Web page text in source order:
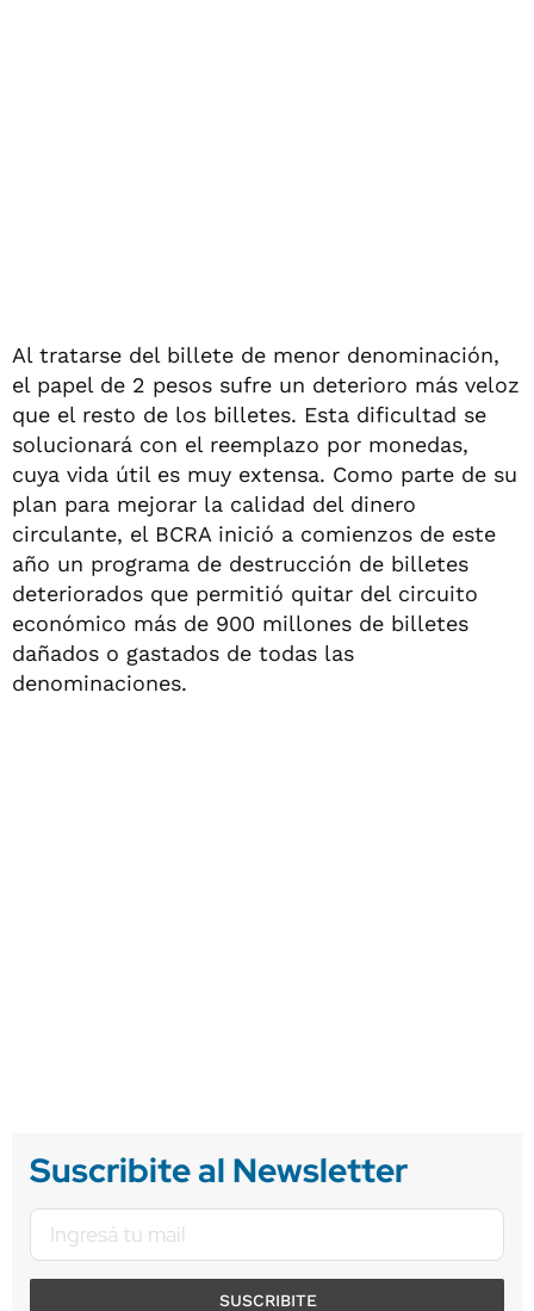
Al tratarse del billete de menor denominación,
el papel de 2 pesos sufre un deterioro más veloz
que el resto de los billetes. Esta dificultad se
solucionará con el reemplazo por monedas,
cuya vida útil es muy extensa. Como parte de su
plan para mejorar la calidad del dinero
circulante, el BCRA inició a comienzos de este
año un programa de destrucción de billetes
deteriorados que permitió quitar del circuito
económico más de 900 millones de billetes
dañados o gastados de todas las
denominaciones.
Suscribite al Newsletter
SUSCRIBITE